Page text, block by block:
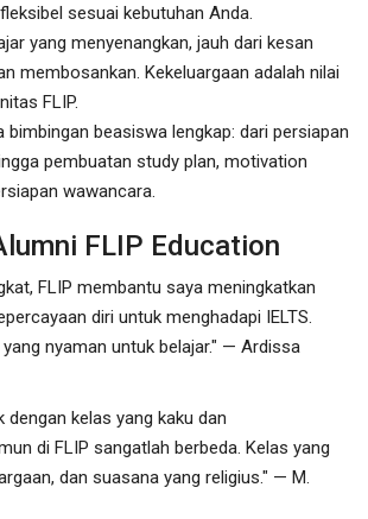
sesuai kebutuhan Anda.
yang menyenangkan, jauh dari kesan
membosankan. Kekeluargaan adalah nilai
FLIP.
bimbingan beasiswa lengkap: dari persiapan
pembuatan study plan, motivation
wawancara.
FLIP Education
FLIP membantu saya meningkatkan
diri untuk menghadapi IELTS.
nyaman untuk belajar." — Ardissa
dengan kelas yang kaku dan
di FLIP sangatlah berbeda. Kelas yang
dan suasana yang religius." — M.